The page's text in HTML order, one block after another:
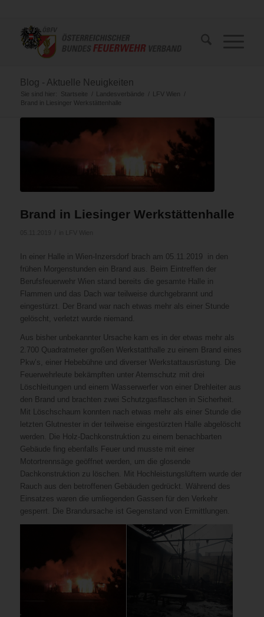
Blog - Aktuelle Neuigkeiten
Sie sind hier: Startseite / Landesverbände / LFV Wien
/
Brand in Liesinger Werkstättenhalle
Brand in Liesinger Werkstättenhalle
In einer Halle in Wien-Inzersdorf brach am 05.11.2019 in den
frühen Morgenstunden ein Brand aus. Beim Eintreffen der
Berufsfeuerwehr Wien stand bereits die gesamte Halle in
Flammen und das Dach war teilweise durchgebrannt und
eingestürzt. Der Brand war nach etwas mehr als einer Stunde
gelöscht, verletzt wurde niemand.
Aus bisher unbekannter Ursache kam es in der etwas mehr als
2.700 Quadratmeter großen Werkstatthalle zu einem Brand eines
Pkw’s, einer Hebebühne und diverser Werkstattausrüstung. Die
Feuerwehrleute bekämpften unter Atemschutz mit drei
Löschleitungen und einem Wasserwerfer von einer Drehleiter aus
den Brand und brachten zwei Schutzgasflaschen in Sicherheit.
Mit Löschschaum konnten nach etwas mehr als einer Stunde die
letzten Glutnester in der teilweise eingestürzten Halle abgelöscht
werden. Die Holz-Dachkonstruktion zu einem benachbarten
Gebäude fing ebenfalls Feuer und musste mit einer
Motortrennsäge geöffnet werden, um die glosende
Dachkonstruktion zu löschen. Mit Hochleistungslüftern wurde der
Rauch aus den betroffenen Gebäuden gedrückt. Während des
Einsatzes waren die umliegenden Gassen für den Verkehr
gesperrt. Die Brandursache ist Gegenstand von Ermittlungen.